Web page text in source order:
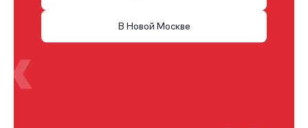
В Новой Москве